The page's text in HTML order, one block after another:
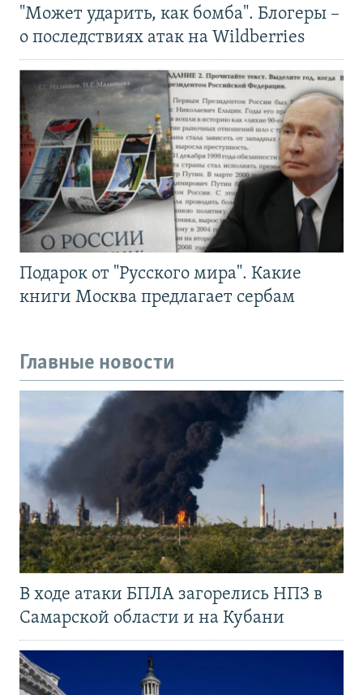
"Может ударить, как бомба". Блогеры –
о последствиях атак на Wildberries
Подарок от "Русского мира". Какие
книги Москва предлагает сербам
Главные новости
В ходе атаки БПЛА загорелись НПЗ в
Самарской области и на Кубани